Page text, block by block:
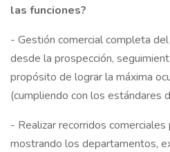
las funciones?
- Gestión comercial completa
desde la prospección,
propósito de lograr la máxima
(cumpliendo con los estándares
- Realizar recorridos
mostrando los departamentos,